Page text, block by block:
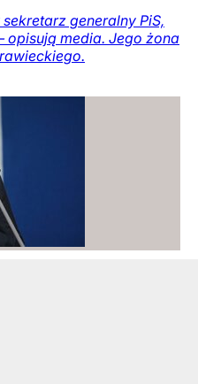
generalny PiS,
opisują media. Jego żona